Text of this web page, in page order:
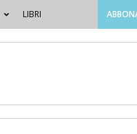
LIBRI